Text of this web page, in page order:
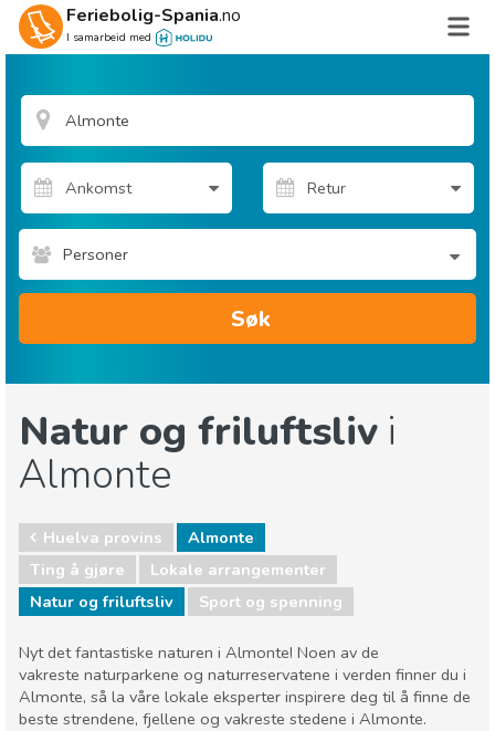
Feriebolig-Spania.no
I samarbeid med
Personer
Søk
Natur og friluftsliv i
Almonte
Huelva provins
Almonte
Ting å gjøre
Lokale arrangementer
Natur og friluftsliv
Sport og spenning
Nyt det fantastiske naturen i Almonte! Noen av de
vakreste naturparkene og naturreservatene i verden finner du i
Almonte, så la våre lokale eksperter inspirere deg til å finne de
beste strendene, fjellene og vakreste stedene i Almonte.